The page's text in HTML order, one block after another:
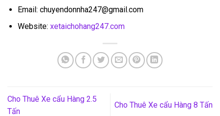
Email: chuyendonnha247@gmail.com
Website: xetaichohang247.com
Cho Thuê Xe cẩu Hàng 2.5
Tấn
Cho Thuê Xe cẩu Hàng 8 Tấn